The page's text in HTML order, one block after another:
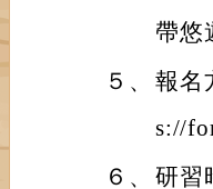
帶悠
５、 報名
s://
６、 研習